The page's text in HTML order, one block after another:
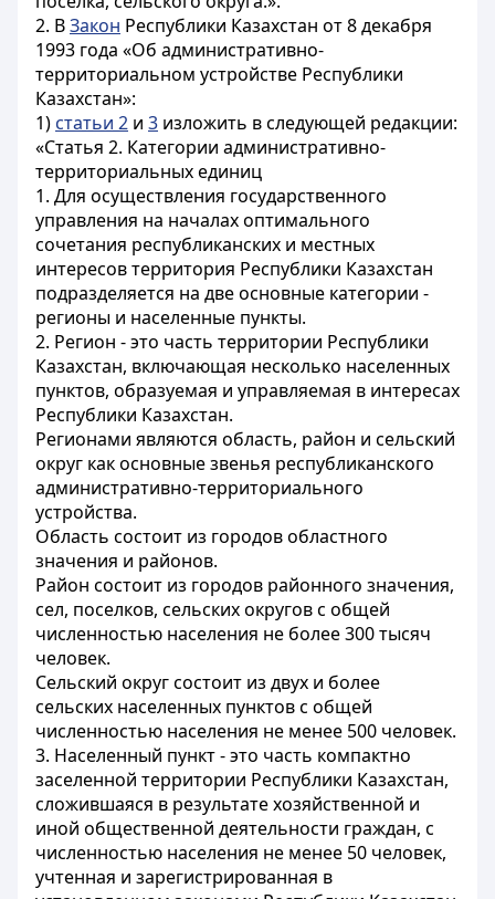
2. ВЗакон Республики Казахстан от 8 декабря
1993 года «Об административно-
территориальном устройстве Республики
Казахстан»:
1) статьи 2 и 3 изложить в следующей редакции:
«Статья 2. Категории административно-
территориальных единиц
1. Для осуществления государственного
управления на началах оптимального
сочетания республиканских и местных
интересов территория Республики Казахстан
подразделяется на две основные категории -
регионы и населенные пункты.
2. Регион - это часть территории Республики
Казахстан, включающая несколько населенных
пунктов, образуемая и управляемая в интересах
Республики Казахстан.
Регионами являются область, район и сельский
округ как основные звенья республиканского
административно-территориального
устройства.
Область состоит из городов областного
значения и районов.
Район состоит из городов районного значения,
сел, поселков, сельских округов с общей
численностью населения не более 300 тысяч
человек.
Сельский округ состоит из двух и более
сельских населенных пунктов с общей
численностью населения не менее 500 человек.
3. Населенный пункт - это часть компактно
заселенной территории Республики Казахстан,
сложившаяся в результате хозяйственной и
иной общественной деятельности граждан, с
численностью населения не менее 50 человек,
учтенная и зарегистрированная в